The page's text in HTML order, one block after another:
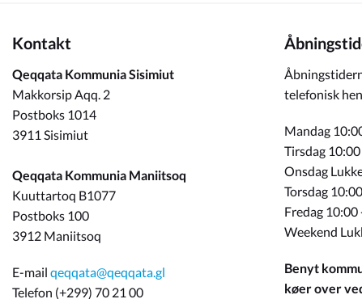
Kontakt
Qeqqata Kommunia Sisimiut
Makkorsip Aqq. 2
Postboks 1014
3911 Sisimiut
Qeqqata Kommunia Maniitsoq
Kuuttartoq B1077
Postboks 100
3912 Maniitsoq
E-mail qeqqata@qeqqata.gl
Telefon (+299) 70 21 00
telefonisk
Mandag
Tirsdag
Onsdag
Torsdag
Fredag 10:00
Weekend
Benyt
køer over